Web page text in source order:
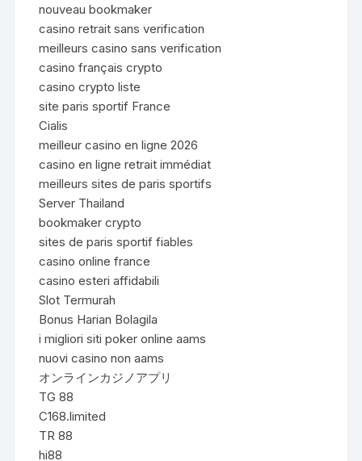
nouveau bookmaker
casino retrait sans verification
meilleurs casino sans verification
casino français crypto
casino crypto liste
site paris sportif France
Cialis
meilleur casino en ligne 2026
casino en ligne retrait immédiat
meilleurs sites de paris sportifs
Server Thailand
bookmaker crypto
sites de paris sportif fiables
casino online france
casino esteri affidabili
Slot Termurah
Bonus Harian Bolagila
i migliori siti poker online aams
nuovi casino non aams
オンラインカジノアプリ
TG 88
C168.limited
TR 88
hi88